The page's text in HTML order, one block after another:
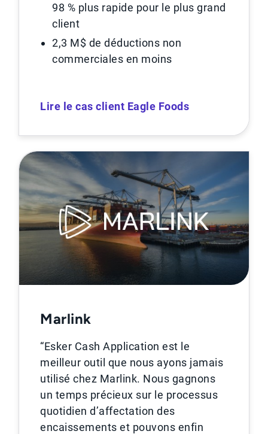
98 % plus rapide pour le plus grand
client
2,3 M$ de déductions non
commerciales en moins
Lire le cas client Eagle Foods
Marlink
“Esker Cash Application est le
meilleur outil que nous ayons jamais
utilisé chez Marlink. Nous gagnons
un temps précieux sur le processus
quotidien d’affectation des
encaissements et pouvons enfin